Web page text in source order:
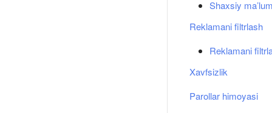
Shaxsiy
Reklamani filtrlash
Reklamani
Xavfsizlik
Parollar himoyasi